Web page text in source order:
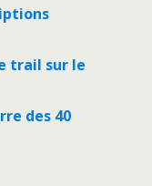
trail sur le
des 40